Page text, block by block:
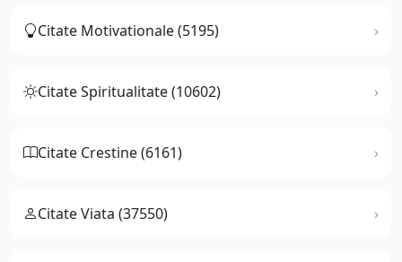
Citate Motivationale (5195)
Citate Spiritualitate (10602)
Citate Crestine (6161)
Citate Viata (37550)